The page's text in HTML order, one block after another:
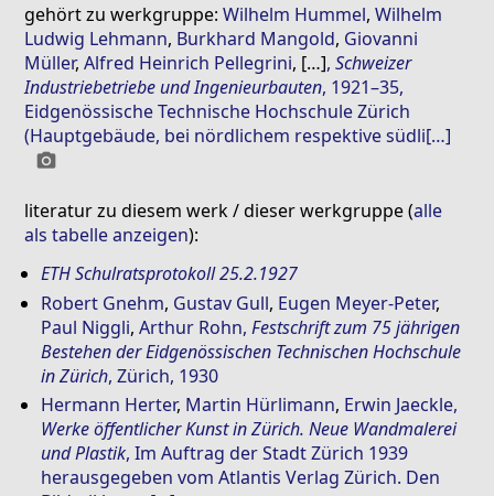
gehört zu werkgruppe:Wilhelm Hummel,Wilhelm
Ludwig Lehmann, Burkhard Mangold, Giovanni
Müller,Alfred Heinrich Pellegrini, […],Schweizer
Industriebetriebe und Ingenieurbauten, 1921–35,
Eidgenössische Technische Hochschule Zürich
(Hauptgebäude, bei nördlichem respektive südli[…]
photo_camera
literatur zu diesem werk / dieser werkgruppe (alle
als tabelle anzeigen):
ETH Schulratsprotokoll 25.2.1927
Robert Gnehm, Gustav Gull, Eugen Meyer-Peter,
Paul Niggli,Arthur Rohn,Festschrift zum 75 jährigen
Bestehen der Eidgenössischen Technischen Hochschule
in Zürich, Zürich, 1930
Hermann Herter, Martin Hürlimann, Erwin Jaeckle,
Werke öffentlicher Kunst in Zürich. Neue Wandmalerei
und Plastik, Im Auftrag der Stadt Zürich 1939
herausgegeben vom Atlantis Verlag Zürich. Den